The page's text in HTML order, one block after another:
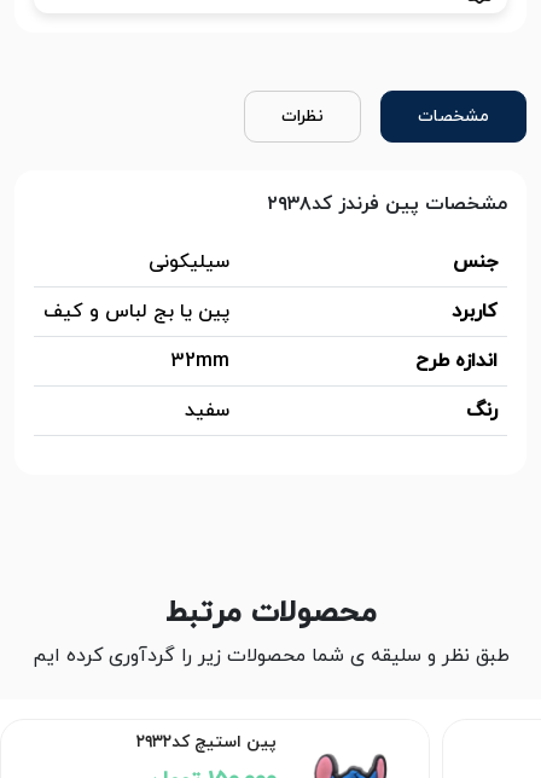
مشخصات نظرات
مشخصات پین فرندز کد۲۹۳۸
جنس
سیلیکونی
کاربرد
پین یا بج لباس و کیف
اندازه طرح
32mm
رنگ
سفید
محصولات مرتبط
طبق نظر و سلیقه ی شما محصولات زیر را گردآوری کرده ایم
پین استیچ کد۲۹۳۲